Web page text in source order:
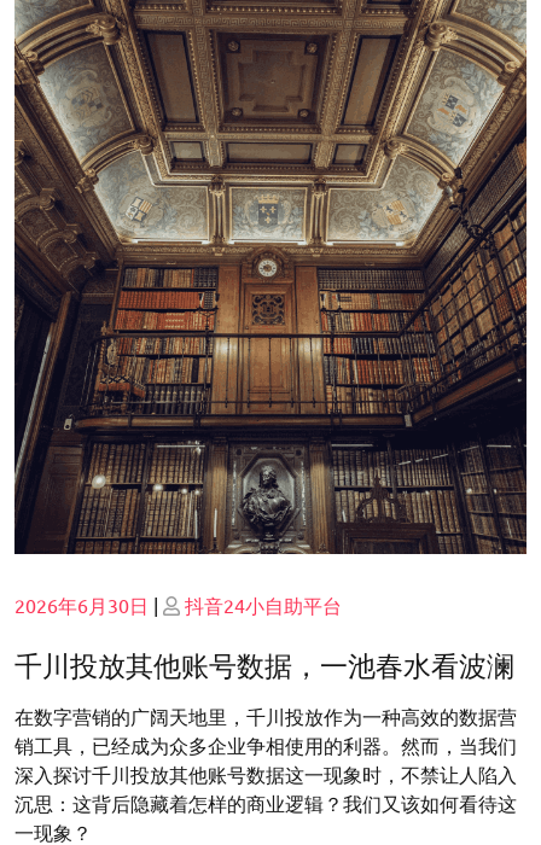
Posted
2026年6月30日 | Posted
抖音24小自助平台
千川投放其他账号数据，一池春水看波澜
在数字营销的广阔天地里，千川投放作为一种高效的数据营
销工具，已经成为众多企业争相使用的利器。然而，当我们
深入探讨千川投放其他账号数据这一现象时，不禁让人陷入
沉思：这背后隐藏着怎样的商业逻辑？我们又该如何看待这
一现象？